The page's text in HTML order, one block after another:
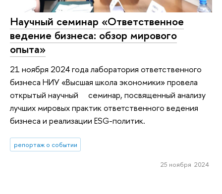
Научный семинар «Ответственное
ведение бизнеса: обзор мирового
опыта»
21 ноября 2024 года лаборатория ответственного
бизнеса НИУ «Высшая школа экономики» провела
открытый научный семинар, посвященный анализу
лучших мировых практик ответственного ведения
бизнеса и реализации ESG-политик.
репортаж о событии
25 ноября 2024